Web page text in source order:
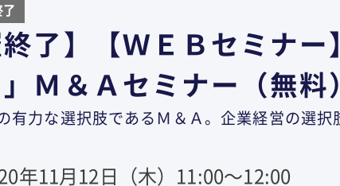
人事・労務 人材開発・
アウトソーシング 公益・非営利
相続 不動産コン
事業承継・相続 資産活用
医療介護
人事・労務ブログ 人材・組織
病院・医院経営ブログ 公益法人・非
相続ブログ
社長のブロ
終了】【ＷＥＢセミナ
Ｍ＆Ａセミナー（無料）
有力な選択肢であるＭ＆Ａ。企業経営の選
年11月12日（木）11:00～12:00